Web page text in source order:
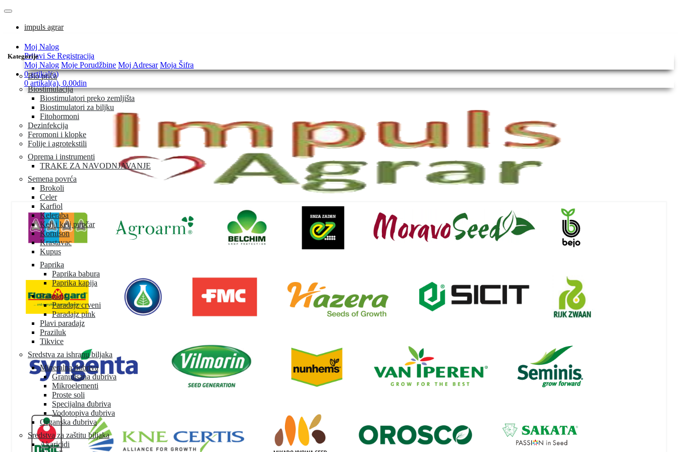
impuls agrar
Kategorije
Bio priča
Biostimulacija
Biostimulatori preko zemljišta
Biostimulatori za biljku
Fitohormoni
Dezinfekcija
Feromoni i klopke
Folije i agrotekstili
Oprema i instrumenti
TRAKE ZA NAVODNJAVANJE
Semena povrća
Brokoli
Celer
Karfiol
Keleraba
Kelj i kelj pupčar
Kornison
Krastavac
Kupus
Paprika
Paprika babura
Paprika kapija
Paradajz
Paradajz crveni
Paradajz pink
Plavi paradajz
Praziluk
Tikvice
Sredstva za ishranu biljaka
Mineralna đubriva
Granulisana đubriva
Mikroelementi
Proste soli
Specijalna đubriva
Vodotopiva đubriva
Organska đubriva
Sredstva za zaštitu biljaka
Akaricidi
Moj Nalog
Prijavi Se Registracija
Moj Nalog Moje Porudžbine Moj Adresar Moja Šifra
0 artikal(a)
0 artikal(a), 0.00din